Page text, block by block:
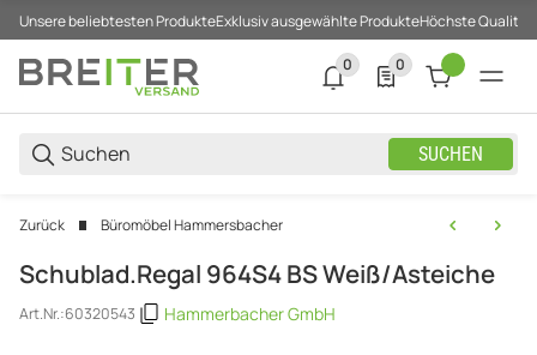
Unsere beliebtesten ProdukteExklusiv ausgewählte ProdukteHöchste Qualität
SUCHEN
0
0 neue Notifizierungen
0
0 Produkte in der
Zurück Büromöbel Hammersbacher
Hammerbacher GmbH
Schublad.Regal 964S4 BS Weiß/Asteiche
Art.Nr.:60320543